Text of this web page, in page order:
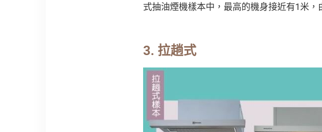
式抽油煙機樣本中，最高的機身接近有1米
3. 拉趟式